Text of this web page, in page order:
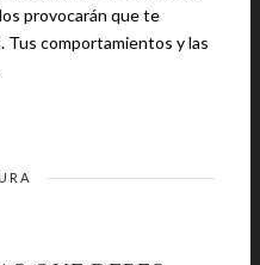
provocarán que te